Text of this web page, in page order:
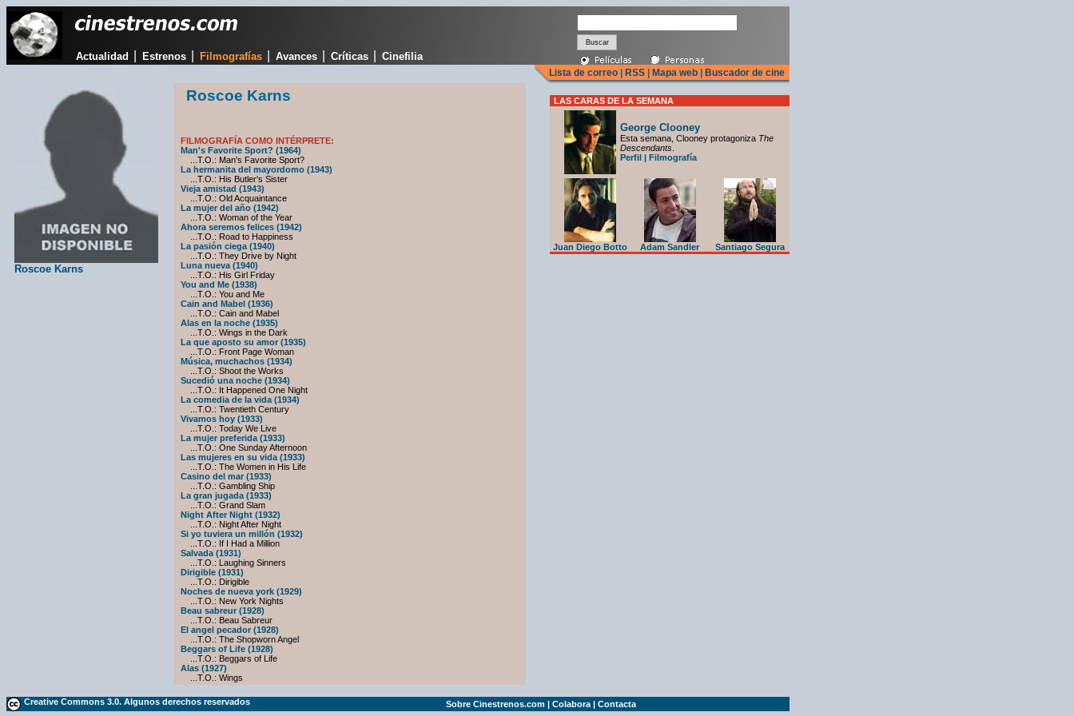
Actualidad Estrenos Filmografías Avances Críticas Cinefilia
Lista de correo RSS Mapa web Buscador de cine
Roscoe Karns
Roscoe Karns
FILMOGRAFÍA COMO INTÉRPRETE:
Man's Favorite Sport? (1964)
...T.O.: Man's Favorite Sport?
La hermanita del mayordomo (1943)
...T.O.: His Butler's Sister
Vieja amistad (1943)
...T.O.: Old Acquaintance
La mujer del año (1942)
...T.O.: Woman of the Year
Ahora seremos felices (1942)
...T.O.: Road to Happiness
La pasión ciega (1940)
...T.O.: They Drive by Night
Luna nueva (1940)
...T.O.: His Girl Friday
You and Me (1938)
...T.O.: You and Me
Cain and Mabel (1936)
...T.O.: Cain and Mabel
Alas en la noche (1935)
...T.O.: Wings in the Dark
La que aposto su amor (1935)
...T.O.: Front Page Woman
Música, muchachos (1934)
...T.O.: Shoot the Works
Sucedió una noche (1934)
...T.O.: It Happened One Night
La comedia de la vida (1934)
...T.O.: Twentieth Century
Vivamos hoy (1933)
...T.O.: Today We Live
La mujer preferida (1933)
...T.O.: One Sunday Afternoon
Las mujeres en su vida (1933)
...T.O.: The Women in His Life
Casino del mar (1933)
...T.O.: Gambling Ship
La gran jugada (1933)
...T.O.: Grand Slam
Night After Night (1932)
...T.O.: Night After Night
Si yo tuviera un millón (1932)
...T.O.: If I Had a Million
Salvada (1931)
...T.O.: Laughing Sinners
Dirigible (1931)
...T.O.: Dirigible
Noches de nueva york (1929)
...T.O.: New York Nights
Beau sabreur (1928)
...T.O.: Beau Sabreur
El angel pecador (1928)
...T.O.: The Shopworn Angel
Beggars of Life (1928)
...T.O.: Beggars of Life
Alas (1927)
...T.O.: Wings
LAS CARAS DE LA SEMANA
George Clooney
Esta semana, Clooney protagoniza The
Descendants
Perfil | Filmografía
Juan Diego Botto Adam Sandler Santiago Segura
Creative Commons 3.0. Algunos derechos reservados Sobre Cinestrenos.com | Colabora | Contacta